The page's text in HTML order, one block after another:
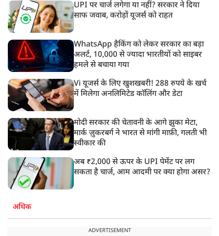
UPI पर चार्ज लगेगा या नहीं? सरकार ने दिया
साफ जवाब, करोड़ों यूजर्स को राहत
WhatsApp हैकिंग को लेकर सरकार का बड़ा
अलर्ट, 10,000 से ज्यादा भारतीयों को साइबर
हमले से बचाया गया
Vi यूजर्स के लिए खुशखबरी! 288 रुपये के खर्च
में मिलेगा अनलिमिटेड कॉलिंग और डेटा
मोदी सरकार की चेतावनी के आगे झुका मेटा,
मार्क ज़ुकरबर्ग ने भारत से मांगी माफ़ी, गलती भी
स्वीकार की
अब ₹2,000 से ऊपर के UPI पेमेंट पर लग
सकता है चार्ज, आम आदमी पर क्या होगा असर?
अधिक
ADVERTISEMENT